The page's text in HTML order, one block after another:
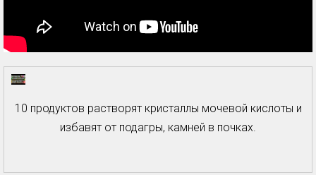
10 продуктов растворят кристаллы мочевой кислоты и
избавят от подагры, камней в почках.